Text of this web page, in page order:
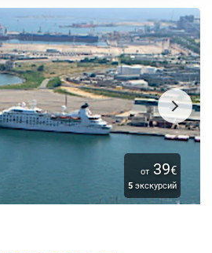
от 39€
5 экскурсий